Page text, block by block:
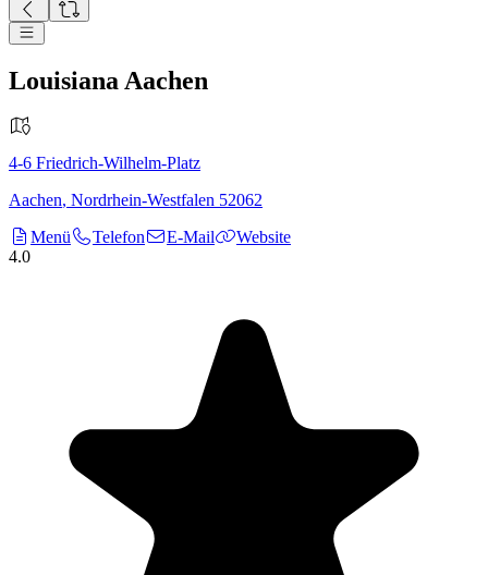
Louisiana Aachen
4-6 Friedrich-Wilhelm-Platz
Aachen, Nordrhein-Westfalen 52062
Menü
Telefon E-Mail
Website
4.0